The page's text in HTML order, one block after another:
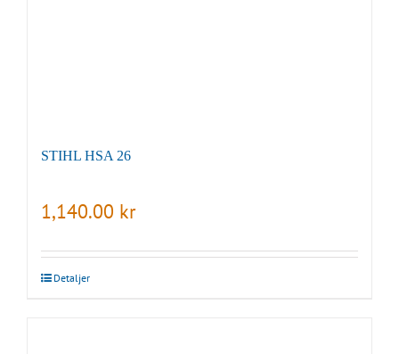
STIHL HSA 26
1,140.00 kr
Detaljer